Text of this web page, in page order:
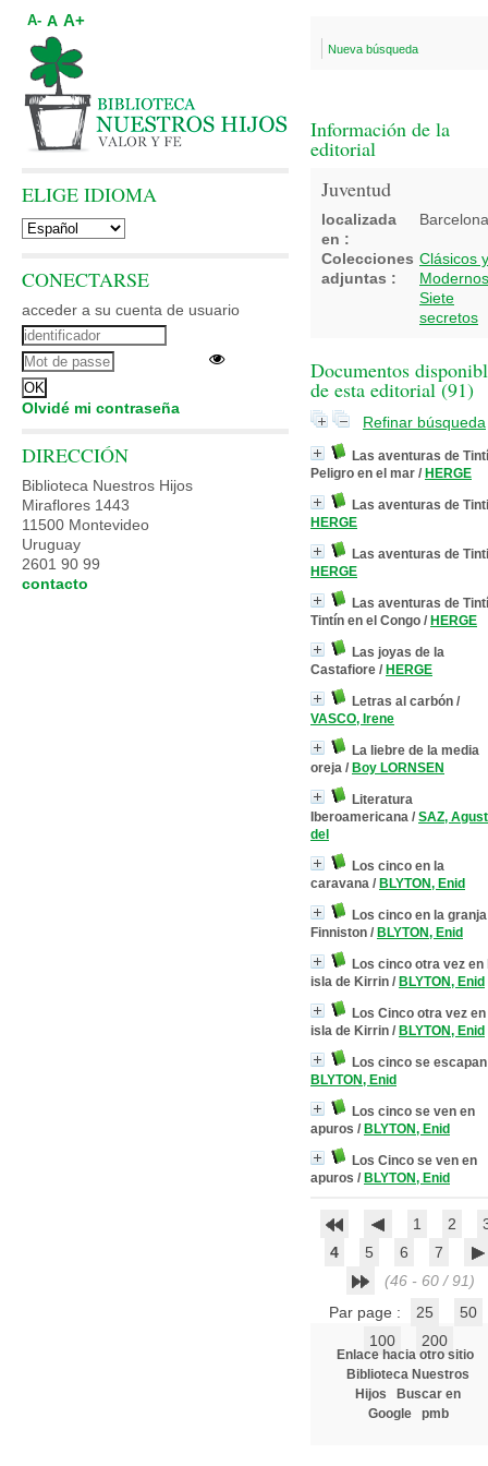
Nueva búsqueda
Información de la
editorial
Juventud
localizada
en :
Barcelona
Colecciones
adjuntas :
Clásicos y
Modernos
Siete
secretos
Documentos
de esta editorial (91)
Refinar búsqueda
Las aventuras de
Peligro en el mar / HERGE
Las aventuras de
HERGE
Las aventuras de
HERGE
Las aventuras de
Tintín en el Congo / HERGE
Las joyas de la
Castafiore / HERGE
Letras al carbón /
VASCO, Irene
La liebre de la media
oreja / Boy LORNSEN
Literatura
Iberoamericana / SAZ,
del
Los cinco en la
caravana / BLYTON, Enid
Los cinco en la granja
Finniston / BLYTON, Enid
Los cinco otra vez en
isla de Kirrin / BLYTON, Enid
Los Cinco otra vez en
isla de Kirrin / BLYTON, Enid
Los cinco se escapan
BLYTON, Enid
Los cinco se ven en
apuros / BLYTON, Enid
Los Cinco se ven en
apuros / BLYTON, Enid
1 2
4
5 6
7
(46 - 60 / 91)
Par page :
25
50
100
200
Enlace hacia otro sitio
Biblioteca Nuestros
Hijos
Buscar en
Google
pmb
A- A A+
ELIGE IDIOMA
CONECTARSE
acceder a su cuenta de usuario
Olvidé mi contraseña
DIRECCIÓN
Biblioteca Nuestros Hijos
Miraflores 1443
11500 Montevideo
Uruguay
2601 90 99
contacto